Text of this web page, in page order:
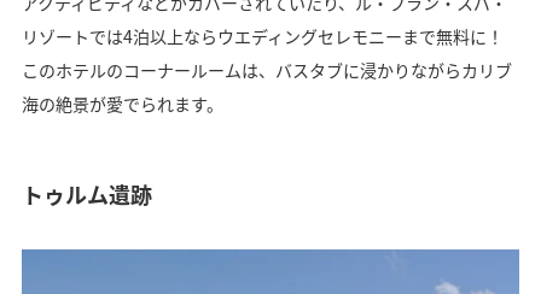
リゾートでは4泊以上ならウエディングセレモニーまで無料に！
このホテルのコーナールームは、バスタブに浸かりながらカリブ
海の絶景が愛でられます。
トゥルム遺跡